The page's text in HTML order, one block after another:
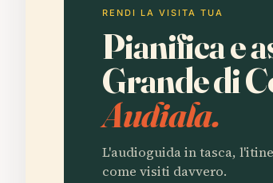
RENDI LA VISITA TUA
Pianifica e
Grande di
Audiala.
L'audioguida in tasca,
come visiti davvero.